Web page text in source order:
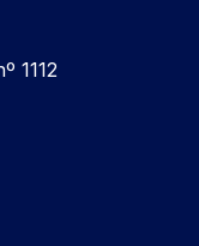
1112